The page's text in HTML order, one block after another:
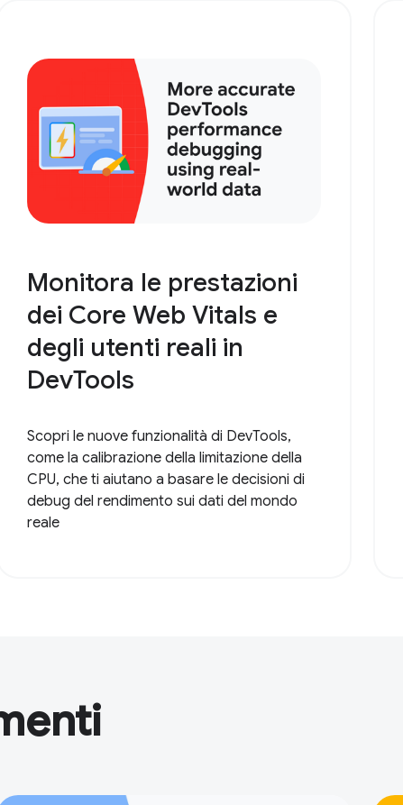
Monitora le prestazioni
dei Core Web Vitals e
degli utenti reali in
DevTools
Scopri le nuove funzionalità di DevTools,
come la calibrazione della limitazione della
CPU, che ti aiutano a basare le decisioni di
debug del rendimento sui dati del mondo
reale